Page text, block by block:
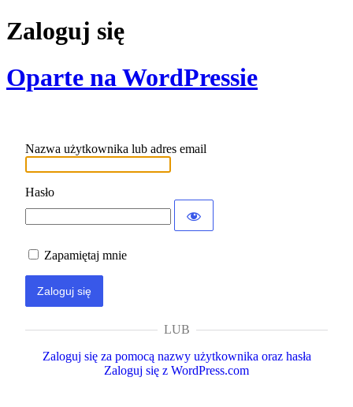
Zaloguj się
Oparte na WordPressie
Nazwa użytkownika lub adres email
Hasło
Zapamiętaj mnie
LUB
Zaloguj się za pomocą nazwy użytkownika oraz hasła
Zaloguj się z WordPress.com